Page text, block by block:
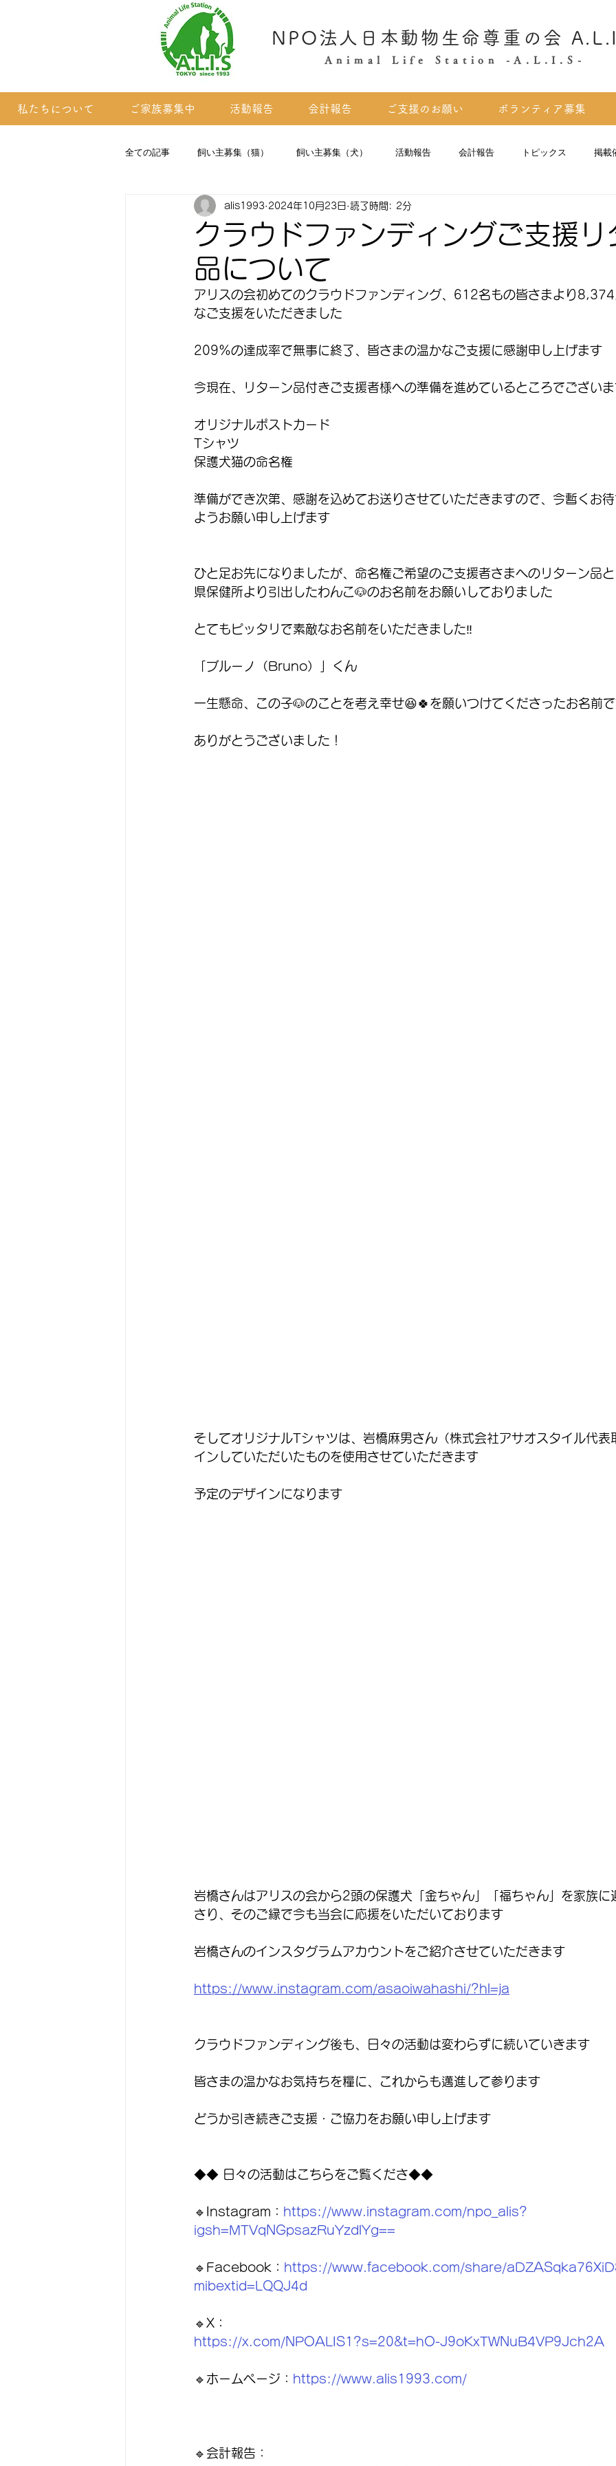
NPO法人日本動物生命尊重の会
Animal Life Station -A.L.I.S-
私たちについて ご家族募集中 活動報告 会計報告 ご支援のお願い ボランティア募集
全ての記事 飼い主募集（猫） 飼い主募集（犬） 活動報告 会計報告 トピックス 掲載
掲載依頼のあった子たち(猫)
クラウドファンディングご支援リ
品について
alis1993 2024年10月23日 読了時間: 2分
アリスの会初めてのクラウドファンディング、612名もの皆さまより
なご支援をいただきました
209%の達成率で無事に終了、皆さまの温かなご支援に感謝申し上げます
今現在、リターン品付きご支援者様への準備を進めているところでござい
オリジナルポストカード
Tシャツ
保護犬猫の命名権
準備ができ次第、感謝を込めてお送りさせていただきますので、今暫くお
ようお願い申し上げます
ひと足お先になりましたが、命名権ご希望のご支援者さまへのリターン品
県保健所より引出したわんこ🐶のお名前をお願いしておりました
とてもピッタリで素敵なお名前をいただきました‼️
「ブルーノ（Bruno）」くん
一生懸命、この子🐶のことを考え幸せ😆🍀を願いつけてくださったお名前
ありがとうございました！
そしてオリジナルTシャツは、岩橋麻男さん（株式会社アサオスタイル代表
インしていただいたものを使用させていただきます
予定のデザインになります
岩橋さんはアリスの会から2頭の保護犬「金ちゃん」「福ちゃん」を家族に
さり、そのご縁で今も当会に応援をいただいております
岩橋さんのインスタグラムアカウントをご紹介させていただきます
https://www.instagram.com/asaoiwahashi/?hl=ja
クラウドファンディング後も、日々の活動は変わらずに続いていきます
皆さまの温かなお気持ちを糧に、これからも邁進して参ります
どうか引き続きご支援・ご協力をお願い申し上げます
◆◆ 日々の活動はこちらをご覧くださ◆◆
🔹Instagram： https://www.instagram.com/npo_alis?
igsh=MTVqNGpsazRuYzdlYg==
🔹Facebook： https://www.facebook.com/share/
mibextid=LQQJ4d
🔹X：
https://x.com/NPOALIS1?s=20&t=hO-J9oKxTWNuB4VP9Jch2A
🔹ホームページ： https://www.alis1993.com/
🔹会計報告：